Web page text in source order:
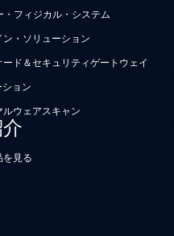
・フィジカル・システム
ン・ソリューション
ード＆セキュリティゲートウェイ
ション
ルウェアスキャン
を見る